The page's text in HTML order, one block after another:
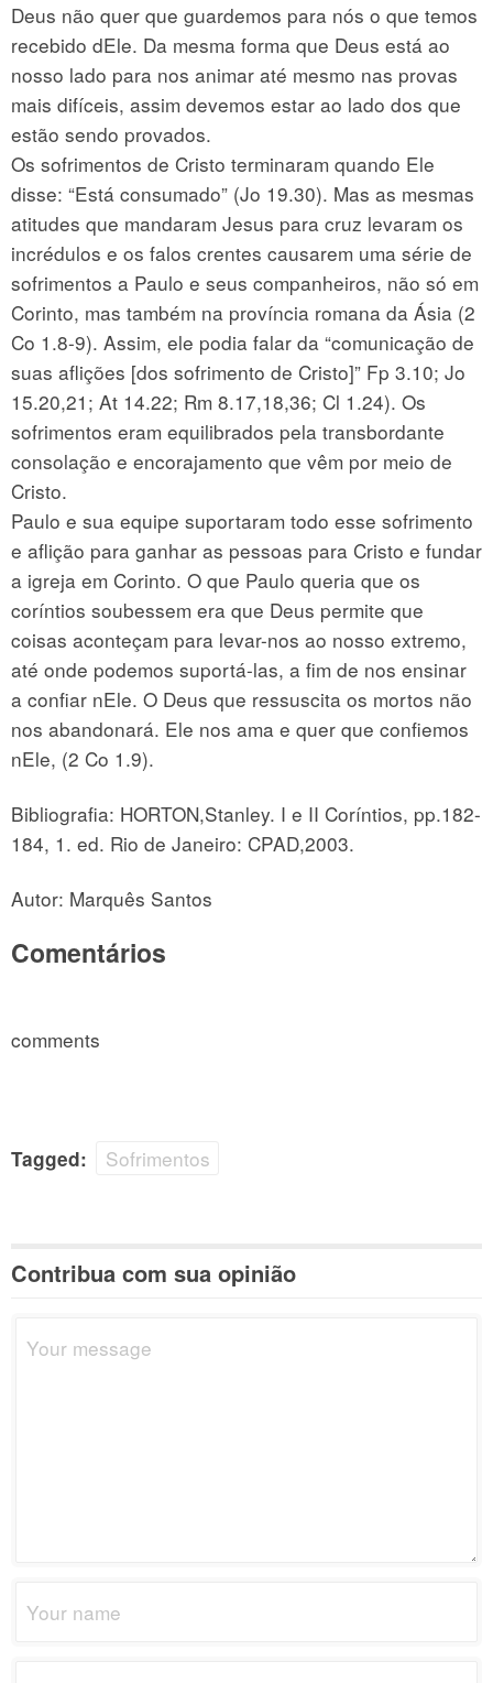
Deus não quer que guardemos para nós o que temos
recebido dEle. Da mesma forma que Deus está ao
nosso lado para nos animar até mesmo nas provas
mais difíceis, assim devemos estar ao lado dos que
estão sendo provados.
Os sofrimentos de Cristo terminaram quando Ele
disse: “Está consumado” (Jo 19.30). Mas as mesmas
atitudes que mandaram Jesus para cruz levaram os
incrédulos e os falos crentes causarem uma série de
sofrimentos a Paulo e seus companheiros, não só em
Corinto, mas também na província romana da Ásia (2
Co 1.8-9). Assim, ele podia falar da “comunicação de
suas aflições [dos sofrimento de Cristo]” Fp 3.10; Jo
15.20,21; At 14.22; Rm 8.17,18,36; Cl 1.24). Os
sofrimentos eram equilibrados pela transbordante
consolação e encorajamento que vêm por meio de
Cristo.
Paulo e sua equipe suportaram todo esse sofrimento
e aflição para ganhar as pessoas para Cristo e fundar
a igreja em Corinto. O que Paulo queria que os
coríntios soubessem era que Deus permite que
coisas aconteçam para levar-nos ao nosso extremo,
até onde podemos suportá-las, a fim de nos ensinar
a confiar nEle. O Deus que ressuscita os mortos não
nos abandonará. Ele nos ama e quer que confiemos
nEle, (2 Co 1.9).
Bibliografia: HORTON,Stanley. I e II Coríntios, pp.182-
184, 1. ed. Rio de Janeiro: CPAD,2003.
Autor: Marquês Santos
Comentários
comments
Tagged: Sofrimentos
Contribua com sua opinião